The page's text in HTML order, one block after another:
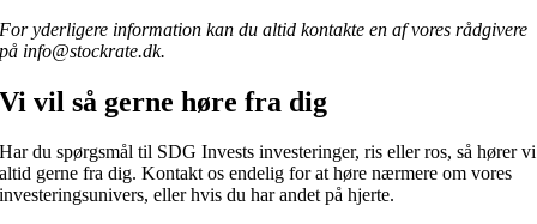
For yderligere information kan du altid kontakte en af vores rådgivere
på info@stockrate.dk.
Vi vil så gerne høre fra dig
Har du spørgsmål til SDG Invests investeringer, ris eller ros, så hører vi
altid gerne fra dig. Kontakt os endelig for at høre nærmere om vores
investeringsunivers, eller hvis du har andet på hjerte.